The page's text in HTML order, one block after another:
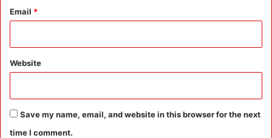
Email *
Website
Save my name, email, and website in this browser for the next
time I comment.